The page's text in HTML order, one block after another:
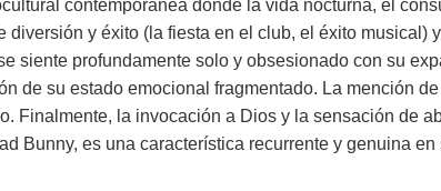
contemporánea donde la vida nocturna, el
y éxito (la fiesta en el club, el éxito
siente profundamente solo y obsesionado con su
de su estado emocional fragmentado. La mención
Finalmente, la invocación a Dios y la sensación de
Bunny, es una característica recurrente y genuina